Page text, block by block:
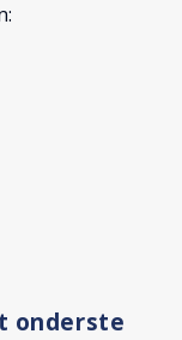
onderste